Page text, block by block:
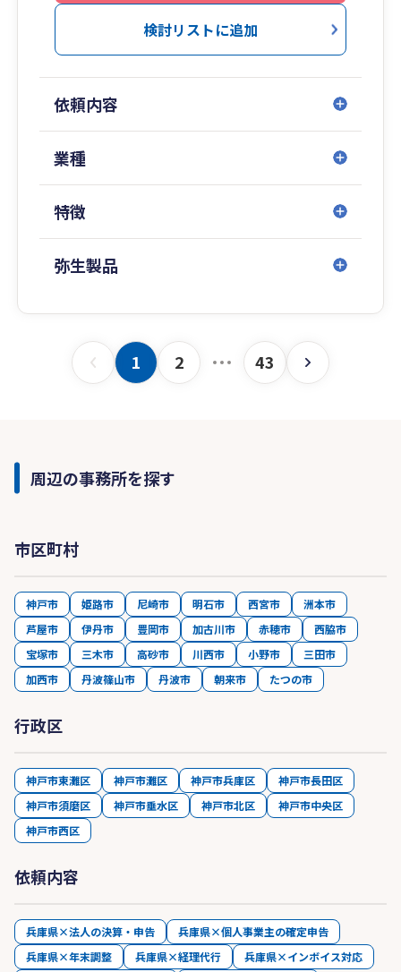
◇ 医療税務会計に対応可能な税理士が在籍
◇ セカンドオピニオン相談OK
◇ 新人スタッフではなく税理士または有資格者
ど)との連携
◇ 30代の税理士在籍
◇ 相談無料 お気軽にご相談ください
のパートナーとして歩んでまいりました。
当事務所が大切にしているのは、税理士本人が顧
問先様と対面によりじっくりとお話を伺い、寄り
に会計税務の分野から全力でサポートすることで
近年、税務会計制度は頻繁に改正され、社会情勢
もますます複雑化しています。先の読めない時代
最新の情報を武器に、変化に先回りして対応し、
最適な経営判断をサポートいたします。
私たち西原会計事務所は現在「法人顧問」「相続
サポート」「創業支援」という三つの柱を中心に
地域の皆様に貢献できるよう取り組んでおりま
長年の実績と豊富な知識を活かし、今後も皆様の
ーであり続けることを目標としております。
どんなご相談でもお気軽にお問い合わせくださ
い。
検討リストに追加
依頼内容
業種
特徴
弥生製品
1 2 43
周辺の事務所を探す
市区町村
神戸市 姫路市 尼崎市 明石市 西宮市
洲本市
芦屋市
伊丹市 豊岡市 加古川市 赤穂市
西脇市
宝塚市
三木市 高砂市 川西市 小野市
三田市
加西市
丹波篠山市 丹波市 朝来市 たつの市
行政区
神戸市東灘区 神戸市灘区 神戸市兵庫区
神戸市長田区
神戸市須磨区
神戸市垂水区 神戸市北区
神戸市中央区
神戸市西区
依頼内容
兵庫県×法人の決算・申告
兵庫県×個人事業主の確定申告
兵庫県×年末調整
兵庫県×経理代行
兵庫県×インボイス対応